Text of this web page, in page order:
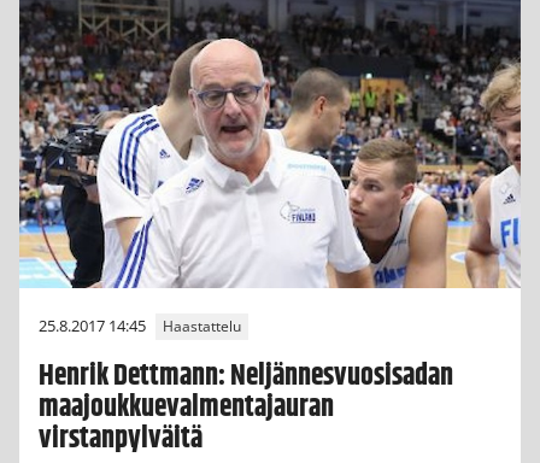
25.8.2017 14:45 Haastattelu
Henrik Dettmann: Neljännesvuosisadan
maajoukkuevalmentajauran
virstanpylväitä